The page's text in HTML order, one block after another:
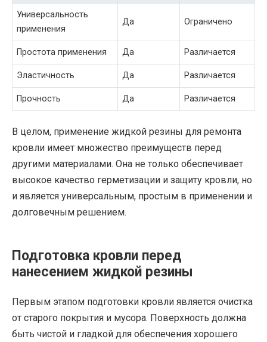
Универсальность
применения
Да Ограничено
Простота применения Да Различается
Эластичность Да Различается
Прочность Да Различается
В целом, применение жидкой резины для ремонта
кровли имеет множество преимуществ перед
другими материалами. Она не только обеспечивает
высокое качество герметизации и защиту кровли, но
и является универсальным, простым в применении и
долговечным решением.
Подготовка кровли перед
нанесением жидкой резины
Первым этапом подготовки кровли является очистка
от старого покрытия и мусора. Поверхность должна
быть чистой и гладкой для обеспечения хорошего